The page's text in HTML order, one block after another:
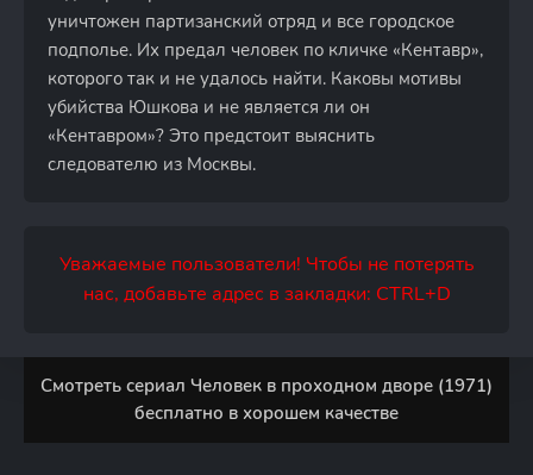
уничтожен партизанский отряд и все городское
подполье. Их предал человек по кличке «Кентавр»,
которого так и не удалось найти. Каковы мотивы
убийства Юшкова и не является ли он
«Кентавром»? Это предстоит выяснить
следователю из Москвы.
Уважаемые пользователи! Чтобы не потерять
нас, добавьте адрес в закладки: CTRL+D
Смотреть сериал Человек в проходном дворе (1971)
бесплатно в хорошем качестве